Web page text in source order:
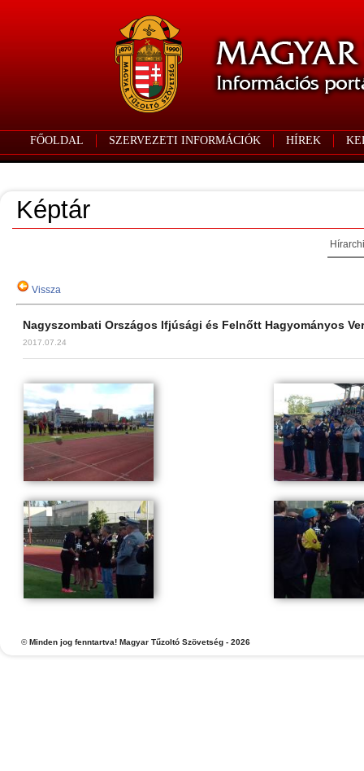
FŐOLDAL SZERVEZETI INFORMÁCIÓK HÍREK
Képtár
Vissza
Nagyszombati Országos Ifjúsági és Felnőtt Hagyományos
2017.07.24
©Minden jog fenntartva! Magyar Tűzoltó Szövetség - 2026